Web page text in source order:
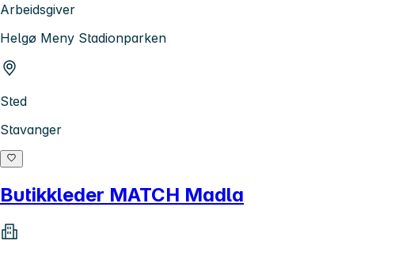
Arbeidsgiver
Helgø Meny Stadionparken
Sted
Stavanger
Butikkleder MATCH Madla